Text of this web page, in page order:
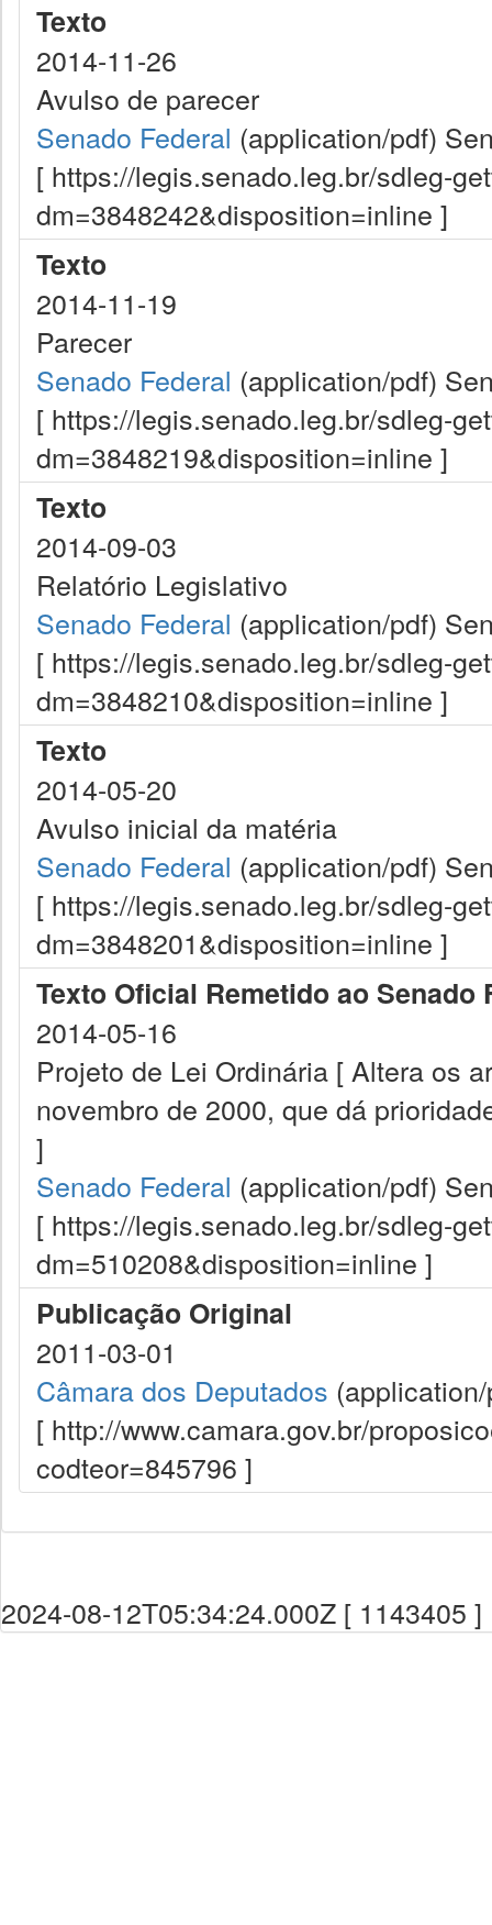
Texto
2014-11-26
Avulso de parecer
Senado Federal (application/pdf)
[ https://legis.senado.leg.br/sdleg-
dm=3848242&disposition=inline ]
Texto
2014-11-19
Parecer
Senado Federal (application/pdf)
[ https://legis.senado.leg.br/sdleg-
dm=3848219&disposition=inline ]
Texto
2014-09-03
Relatório Legislativo
Senado Federal (application/pdf)
[ https://legis.senado.leg.br/sdleg-
dm=3848210&disposition=inline ]
Texto
2014-05-20
Avulso inicial da matéria
Senado Federal (application/pdf)
[ https://legis.senado.leg.br/sdleg-
dm=3848201&disposition=inline ]
Texto Oficial Remetido ao Senado
2014-05-16
Projeto de Lei Ordinária [ Altera os
novembro de 2000, que dá
]
Senado Federal (application/pdf)
[ https://legis.senado.leg.br/sdleg-
dm=510208&disposition=inline ]
Publicação Original
2011-03-01
Câmara dos Deputados
[ http://www.camara.gov.br/
codteor=845796 ]
2024-08-12T05:34:24.000Z [ 1143405 ]